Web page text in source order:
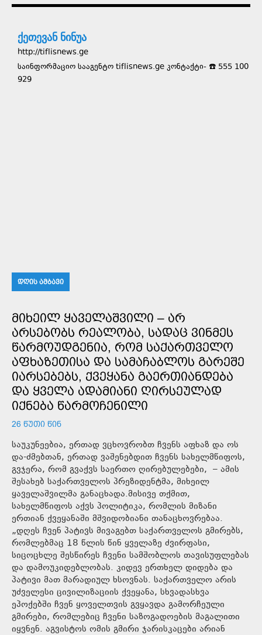
ქეთევან ნინუა
http://tiflisnews.ge
საინფორმაციო სააგენტო tiflisnews.ge კონტაქტი- ☎️ 555 100
929
ᲓᲦᲘᲡ ᲐᲛᲑᲐᲕᲘ
ᲛᲘᲮᲔᲘᲚ ᲧᲐᲕᲔᲚᲐᲨᲕᲘᲚᲘ – ᲐᲠ
ᲐᲠᲡᲔᲑᲝᲑᲡ ᲠᲔᲐᲚᲝᲑᲐ, ᲡᲐᲓᲐᲪ ᲕᲘᲜᲛᲔᲡ
ᲬᲐᲠᲛᲝᲣᲓᲒᲔᲜᲘᲐ, ᲠᲝᲛ ᲡᲐᲥᲐᲠᲗᲕᲔᲚᲝ
ᲐᲤᲮᲐᲖᲔᲗᲘᲡᲐ ᲓᲐ ᲡᲐᲛᲐᲩᲐᲑᲚᲝᲡ ᲒᲐᲠᲔᲨᲔ
ᲘᲐᲠᲡᲔᲑᲔᲑᲡ, ᲥᲕᲔᲧᲐᲜᲐ ᲒᲐᲔᲠᲗᲘᲐᲜᲓᲔᲑᲐ
ᲓᲐ ᲧᲕᲔᲚᲐ ᲐᲓᲐᲛᲘᲐᲜᲘ ᲦᲘᲠᲡᲔᲣᲚᲐᲓ
ᲘᲥᲜᲔᲑᲐ ᲬᲐᲠᲛᲝᲩᲔᲜᲘᲚᲘ
26 ᲬᲣᲗᲘ ᲬᲘᲜ
საუკუნეებია, ერთად ვცხოვრობთ ჩვენს აფხაზ და ოს
და-ძმებთან, ერთად ვაშენებდით ჩვენს სახელმწიფოს,
გვჯერა, რომ გვაქვს საერთო ღირებულებები, – ამის
შესახებ საქართველოს პრეზიდენტმა, მიხეილ
ყაველაშვილმა განაცხადა.მისივე თქმით,
სახელმწიფოს აქვს პოლიტიკა, რომლის მიზანი
ერთიან ქვეყანაში მშვიდობიანი თანაცხოვრებაა.
„დღეს ჩვენ პატივს მივაგებთ საქართველოს გმირებს,
რომლებმაც 18 წლის წინ ყველაზე ძვირფასი,
სიცოცხლე შესწირეს ჩვენი სამშობლოს თავისუფლებას
და დამოუკიდებლობას. კიდევ ერთხელ დიდება და
პატივი მათ მარადიულ ხსოვნას. საქართველო არის
უძველესი ცივილიზაციის ქვეყანა, სხვადასხვა
ეპოქებში ჩვენ ყოველთვის გვყავდა გამორჩეული
გმირები, რომლებიც ჩვენი საზოგადოების მაგალითი
იყვნენ. აგვისტოს ომის გმირი ჯარისკაცები არიან